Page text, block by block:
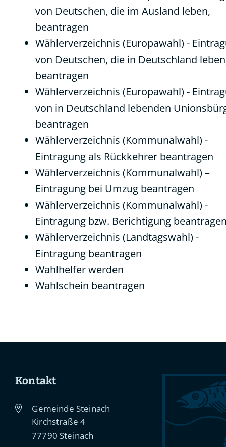
von Deutschen, die im Ausland leben,
beantragen
Wählerverzeichnis (Europawahl) -
von Deutschen, die in Deutschland
beantragen
Wählerverzeichnis (Europawahl) -
von in Deutschland lebenden
beantragen
Wählerverzeichnis (Kommunalwahl) -
Eintragung als Rückkehrer beantragen
Wählerverzeichnis (Kommunalwahl) –
Eintragung bei Umzug beantragen
Wählerverzeichnis (Kommunalwahl) -
Eintragung bzw. Berichtigung
Wählerverzeichnis (Landtagswahl) -
Eintragung beantragen
Wahlhelfer werden
Wahlschein beantragen
Kontakt
Gemeinde Steinach
Kirchstraße 4
77790 Steinach